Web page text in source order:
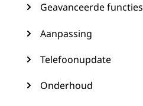
Geavanceerde functies
Aanpassing
Telefoonupdate
Onderhoud